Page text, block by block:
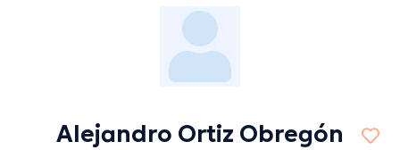
Alejandro Ortiz Obregón